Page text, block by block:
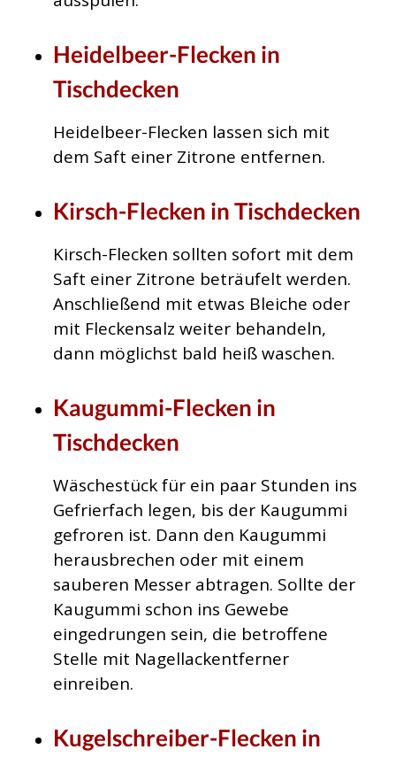
Heidelbeer-Flecken in
Tischdecken
Heidelbeer-Flecken lassen sich mit
dem Saft einer Zitrone entfernen.
Kirsch-Flecken in Tischdecken
Kirsch-Flecken sollten sofort mit dem
Saft einer Zitrone beträufelt werden.
Anschließend mit etwas Bleiche oder
mit Fleckensalz weiter behandeln,
dann möglichst bald heiß waschen.
Kaugummi-Flecken in
Tischdecken
Wäschestück für ein paar Stunden ins
Gefrierfach legen, bis der Kaugummi
gefroren ist. Dann den Kaugummi
herausbrechen oder mit einem
sauberen Messer abtragen. Sollte der
Kaugummi schon ins Gewebe
eingedrungen sein, die betroffene
Stelle mit Nagellackentferner
einreiben.
Kugelschreiber-Flecken in